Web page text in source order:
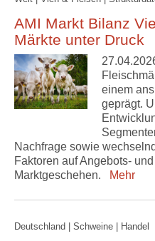
AMI Markt Bilanz
Märkte unter Druck
einem
geprägt.
Nachfrage sowie
Faktoren auf Angebots-
Marktgeschehen.
Mehr
Deutschland | Schweine | Handel